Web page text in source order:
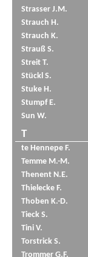
Strasser J.M.
Strauch H.
Strauch K.
Strauß S.
Streit T.
Stückl S.
Stuke H.
Stumpf E.
Sun W.
T
te Hennepe F.
Temme M.-M.
Thenent N.E.
Thielecke F.
Thoben K.-D.
Tieck S.
Tini V.
Torstrick S.
Trommer G.F.